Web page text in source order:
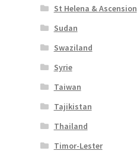
St Helena & Ascension
Sudan
Swaziland
Syrie
Taiwan
Tajikistan
Thailand
Timor-Lester